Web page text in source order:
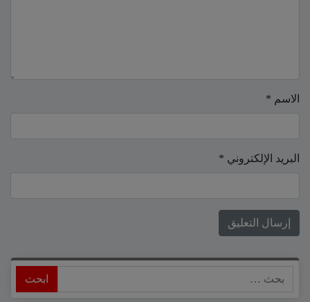
الاسم *
البريد الإلكتروني *